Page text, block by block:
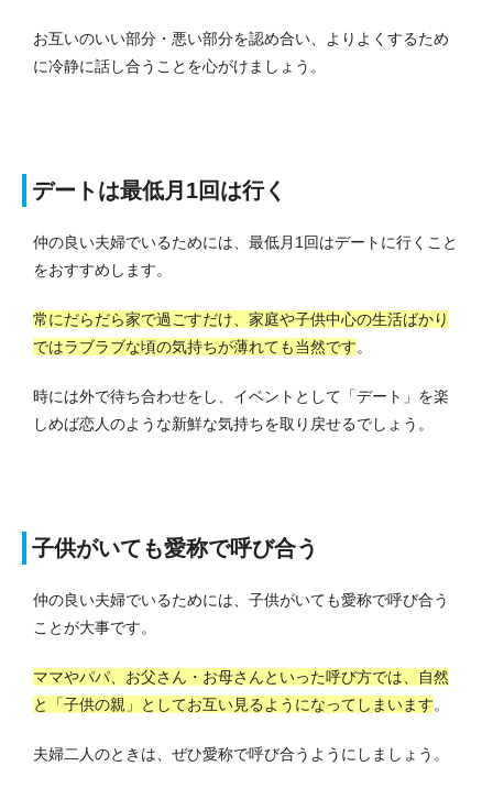
お互いのいい部分・悪い部分を認め合い、よりよくするため
に冷静に話し合うことを心がけましょう。
デートは最低月1回は行く
仲の良い夫婦でいるためには、最低月1回はデートに行くこと
をおすすめします。
常にだらだら家で過ごすだけ、家庭や子供中心の生活ばかり
ではラブラブな頃の気持ちが薄れても当然です。
時には外で待ち合わせをし、イベントとして「デート」を楽
しめば恋人のような新鮮な気持ちを取り戻せるでしょう。
子供がいても愛称で呼び合う
仲の良い夫婦でいるためには、子供がいても愛称で呼び合う
ことが大事です。
ママやパパ、お父さん・お母さんといった呼び方では、自然
と「子供の親」としてお互い見るようになってしまいます。
夫婦二人のときは、ぜひ愛称で呼び合うようにしましょう。